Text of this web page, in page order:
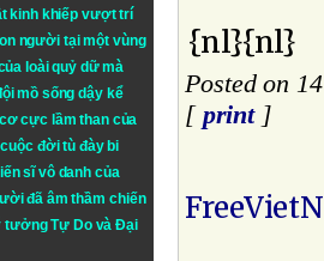
kinh khiếp vượt trí
người tại một vùng
loài quỷ dữ mà
mồ sống dậy kể
cực lầm than của
đời tù đày bi
sĩ vô danh của
đã âm thầm chiến
tưởngTự DovàĐại
{nl}{nl}
Posted on
[ print]